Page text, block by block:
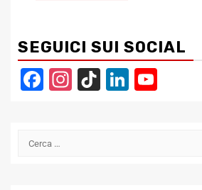
SEGUICI SUI SOCIAL
Facebook
Instagram
TikTokLinkedIn
Ricerca